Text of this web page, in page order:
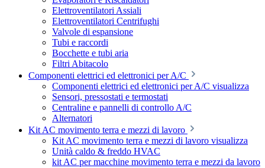
Elettroventilatori Assiali
Elettroventilatori Centrifughi
Valvole di espansione
Tubi e raccordi
Bocchette e tubi aria
Filtri Abitacolo
Componenti elettrici ed elettronici per A/C
Componenti elettrici ed elettronici per A/C visualizza
Sensori, pressostati e termostati
Centraline e pannelli di controllo A/C
Alternatori
Kit AC movimento terra e mezzi di lavoro
Kit AC movimento terra e mezzi di lavoro visualizza
Unità caldo & freddo HVAC
kit AC per macchine movimento terra e mezzi da lavoro